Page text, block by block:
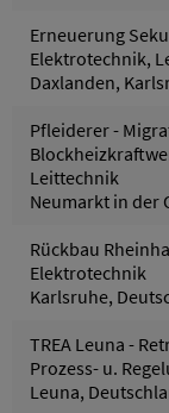
Erneuerung
Elektrotechnik,
Daxlanden,
Pfleiderer -
Leittechnik
Neumarkt in der
Rückbau
Elektrotechnik
Karlsruhe,
TREA Leuna -
Prozess- u.
Leuna,